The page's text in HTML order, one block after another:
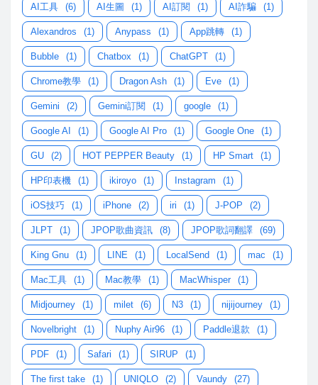
AI工具 (6) AI生圖 (1) AI訂閱 (1) AI詐騙 (1)
Alexandros (1) Anypass (1) App跳轉 (1)
Bubble (1) Chatbox (1) ChatGPT (1)
Chrome教學 (1) Dragon Ash (1) Eve (1)
Gemini (2) Gemini訂閱 (1) google (1)
Google AI (1) Google AI Pro (1) Google One (1)
GU (2) HOT PEPPER Beauty (1) HP Smart (1)
HP印表機 (1) ikiroyo (1) Instagram (1)
iOS技巧 (1) iPhone (2) iri (1) J-POP (2)
JLPT (1) JPOP歌曲資訊 (8) JPOP歌詞翻譯 (69)
King Gnu (1) LINE (1) LocalSend (1) mac (1)
Mac工具 (1) Mac教學 (1) MacWhisper (1)
Midjourney (1) milet (6) N3 (1) nijijourney (1)
Novelbright (1) Nuphy Air96 (1) Paddle退款 (1)
PDF (1) Safari (1) SIRUP (1)
The first take (1) UNIQLO (2) Vaundy (27)